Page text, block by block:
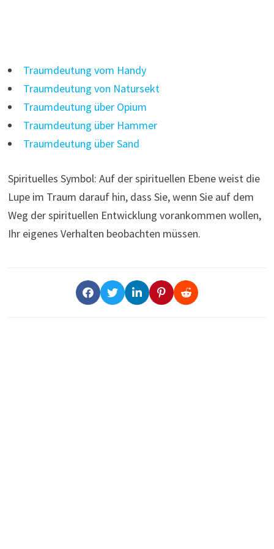
Traumdeutung vom Handy
Traumdeutung von Natursekt
Traumdeutung über Opium
Traumdeutung über Hammer
Traumdeutung über Sand
Spirituelles Symbol: Auf der spirituellen Ebene weist die
Lupe im Traum darauf hin, dass Sie, wenn Sie auf dem
Weg der spirituellen Entwicklung vorankommen wollen,
Ihr eigenes Verhalten beobachten müssen.